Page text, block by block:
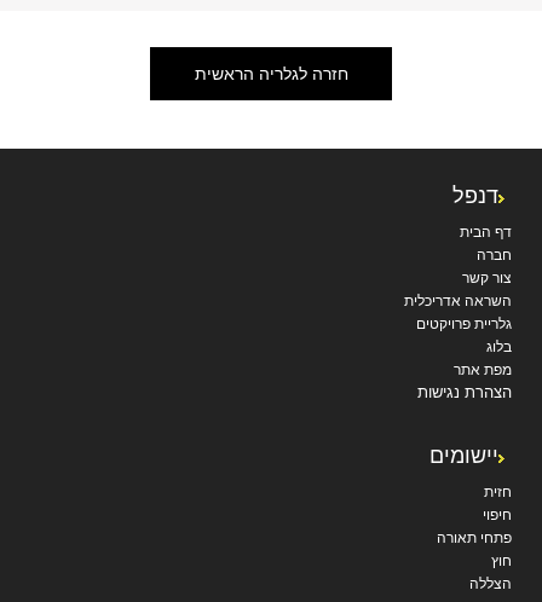
חזרה לגלריה הראשית
דנפל
דף הבית
חברה
צור קשר
השראה אדריכלית
גלריית פרויקטים
בלוג
מפת אתר
הצהרת נגישות
יישומים
חזית
חיפוי
פתחי תאורה
חוץ
הצללה